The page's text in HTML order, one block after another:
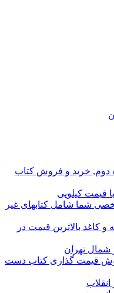
دوم, خرید و فروش کتاب
قیمت کیلویی
شما شامل کتابهای غیر
و کاغذ بالاترین قیمت در
شمال تهران
قیمت گذاری کتاب دست